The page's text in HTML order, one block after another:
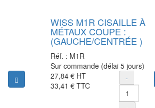
Ajouter au panier
WISS M1R CISAILLE À
MÉTAUX COUPE :
(GAUCHE/CENTRÉE )
Réf. : M1R
Sur commande (délai 5 jours)
27,84 €HT
33,41 €TTC
-